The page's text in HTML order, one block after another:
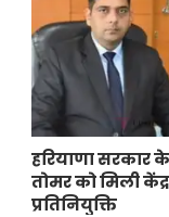
हरियाणा सरकार
तोमर को मिली
प्रतिनियुक्ति